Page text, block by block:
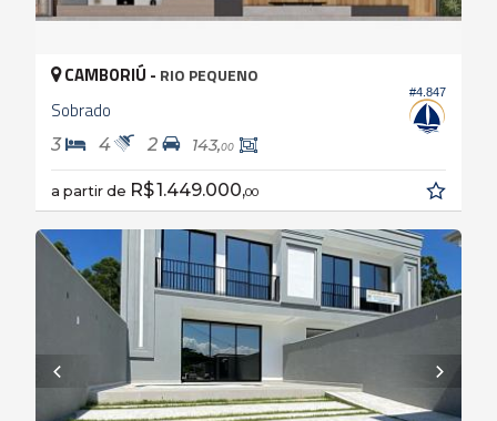
#4.847
CAMBORIÚ - RIO PEQUENO
Sobrado
3 4 2 143,00
a partir de R$ 1.449.000,00